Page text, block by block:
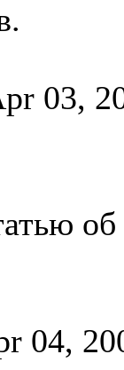
03,
об
04,